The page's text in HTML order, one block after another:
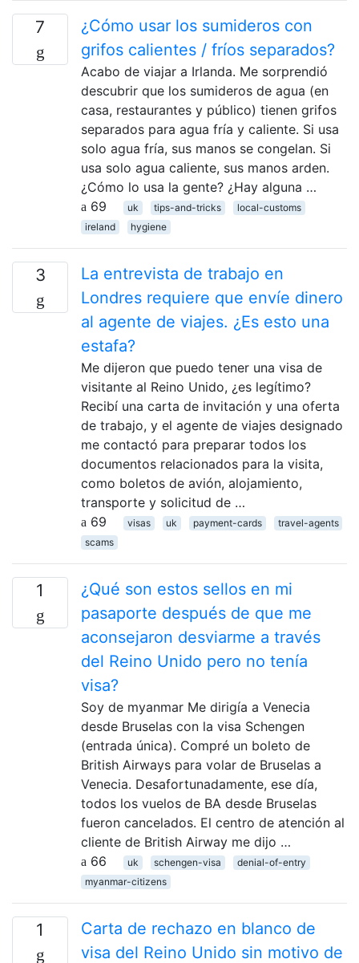
7
¿Cómo usar los sumideros con
grifos calientes / fríos separados?
Acabo de viajar a Irlanda. Me sorprendió
descubrir que los sumideros de agua (en
casa, restaurantes y público) tienen grifos
separados para agua fría y caliente. Si usa
solo agua fría, sus manos se congelan. Si
usa solo agua caliente, sus manos arden.
¿Cómo lo usa la gente? ¿Hay alguna …
69
uk tips-and-tricks
local-customs
ireland
hygiene
3
La entrevista de trabajo en
Londres requiere que envíe dinero
al agente de viajes. ¿Es esto una
estafa?
Me dijeron que puedo tener una visa de
visitante al Reino Unido, ¿es legítimo?
Recibí una carta de invitación y una oferta
de trabajo, y el agente de viajes designado
me contactó para preparar todos los
documentos relacionados para la visita,
como boletos de avión, alojamiento,
transporte y solicitud de …
69
visas uk payment-cards
travel-agents
scams
1
¿Qué son estos sellos en mi
pasaporte después de que me
aconsejaron desviarme a través
del Reino Unido pero no tenía
visa?
Soy de myanmar Me dirigía a Venecia
desde Bruselas con la visa Schengen
(entrada única). Compré un boleto de
British Airways para volar de Bruselas a
Venecia. Desafortunadamente, ese día,
todos los vuelos de BA desde Bruselas
fueron cancelados. El centro de atención al
cliente de British Airway me dijo …
66
uk schengen-visa
denial-of-entry
myanmar-citizens
1
Carta de rechazo en blanco de
visa del Reino Unido sin motivo de